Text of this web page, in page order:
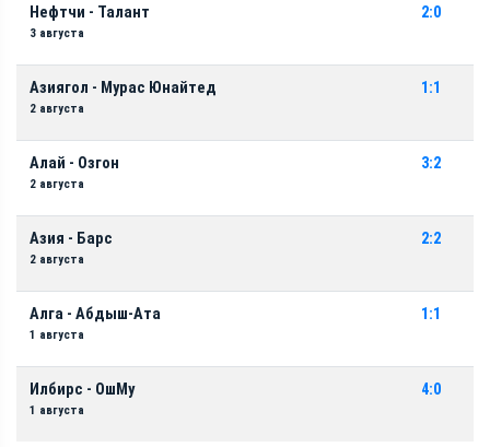
Нефтчи - Талант
3 августа
2:0
Азиягол - Мурас Юнайтед
2 августа
1:1
Алай - Озгон
2 августа
3:2
Азия - Барс
2 августа
2:2
Алга - Абдыш-Ата
1 августа
1:1
Илбирс - ОшМу
1 августа
4:0